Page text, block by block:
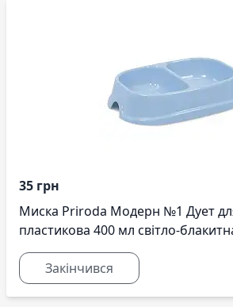
35 грн
Миска Priroda Модерн №1 Дует
пластикова 400 мл світло-
Закінчився